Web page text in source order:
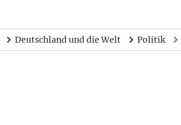
Deutschland und die Welt Politik